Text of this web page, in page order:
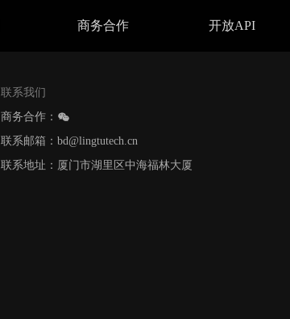
商务合作 开放API
联系我们
商务合作：
联系邮箱：bd@lingtutech.cn
联系地址：厦门市湖里区中海福林大厦